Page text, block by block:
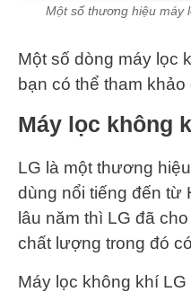
Một số thương hiệu máy
Một số dòng máy lọc
bạn có thể tham
Máy lọc không
LG là một thương
dùng nổi tiếng đến từ
lâu năm thì LG đã
chất lượng trong đó
Máy lọc không khí